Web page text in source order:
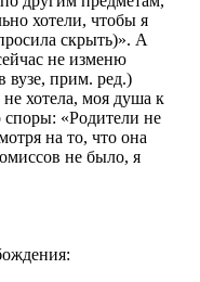
хотели, чтобы я
скрыть)». А
не изменю
вузе, прим. ред.)
не хотела, моя душа к
«Родители не
на то, что она
не было, я